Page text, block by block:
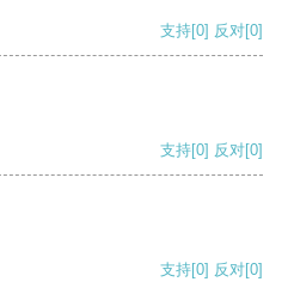
支持[0] 反对[0]
支持[0] 反对[0]
支持[0] 反对[0]